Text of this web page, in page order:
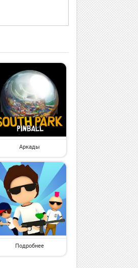
Аркады
Подробнее